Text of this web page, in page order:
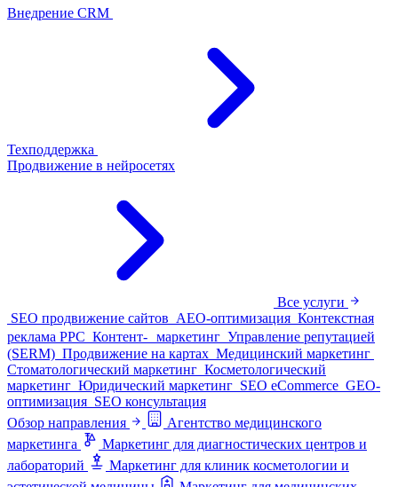
Внедрение CRM
Техподдержка
Продвижение в нейросетях
Все услуги
SEO продвижение сайтов AEO-оптимизация Контекстная
реклама PPC Контент- маркетинг Управление репутацией
(SERM) Продвижение на картах Медицинский маркетинг
Стоматологический маркетинг Косметологический
маркетинг Юридический маркетинг SEO eCommerce GEO-
оптимизация SEO консультация
Обзор направления
Агентство медицинского
маркетинга
Маркетинг для диагностических центров и
лабораторий
Маркетинг для клиник косметологии и